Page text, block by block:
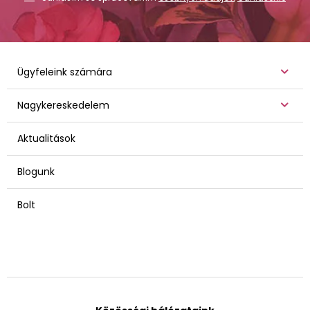
Ügyfeleink számára
Nagykereskedelem
Aktualitások
Blogunk
Bolt